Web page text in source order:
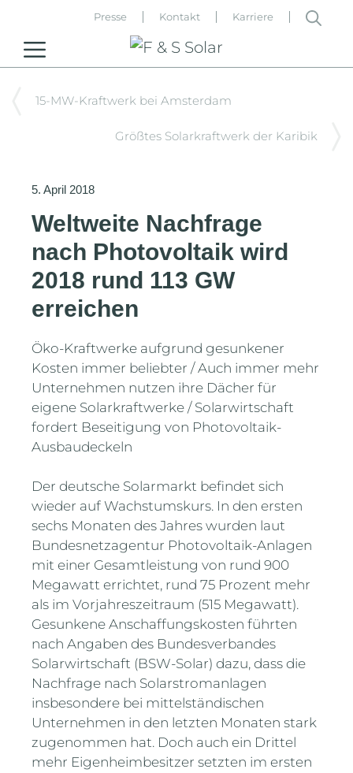
Inhalt
springen
Presse Kontakt Karriere
MENU
15-MW-Kraftwerk bei Amsterdam
Größtes Solarkraftwerk der Karibik
5. April 2018
Weltweite Nachfrage
nach Photovoltaik wird
2018 rund 113 GW
erreichen
Öko-Kraftwerke aufgrund gesunkener
Kosten immer beliebter / Auch immer mehr
Unternehmen nutzen ihre Dächer für
eigene Solarkraftwerke / Solarwirtschaft
fordert Beseitigung von Photovoltaik-
Ausbaudeckeln
Der deutsche Solarmarkt befindet sich
wieder auf Wachstumskurs. In den ersten
sechs Monaten des Jahres wurden laut
Bundesnetzagentur Photovoltaik-Anlagen
mit einer Gesamtleistung von rund 900
Megawatt errichtet, rund 75 Prozent mehr
als im Vorjahreszeitraum (515 Megawatt).
Gesunkene Anschaffungskosten führten
nach Angaben des Bundesverbandes
Solarwirtschaft (BSW-Solar) dazu, dass die
Nachfrage nach Solarstromanlagen
insbesondere bei mittelständischen
Unternehmen in den letzten Monaten stark
zugenommen hat. Doch auch ein Drittel
mehr Eigenheimbesitzer setzten im ersten